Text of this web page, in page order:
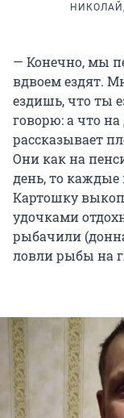
— Конечно, мы
вдвоем ездят.
ездишь, что ты
говорю: а что
рассказывает
Они как на
день, то
Картошку
удочками
рыбачили
ловли рыбы на